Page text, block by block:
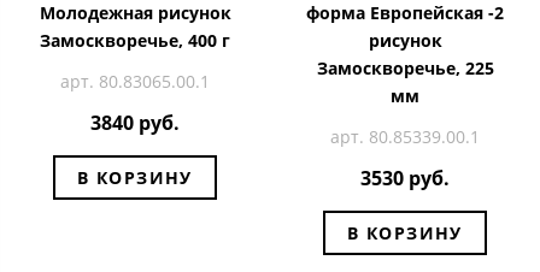
Молодежная рисунок
Замоскворечье, 400 г
арт. 80.83065.00.1
3840 руб.
В КОРЗИНУ
форма Европейская -2
рисунок
Замоскворечье, 225
мм
арт. 80.85339.00.1
3530 руб.
В КОРЗИНУ